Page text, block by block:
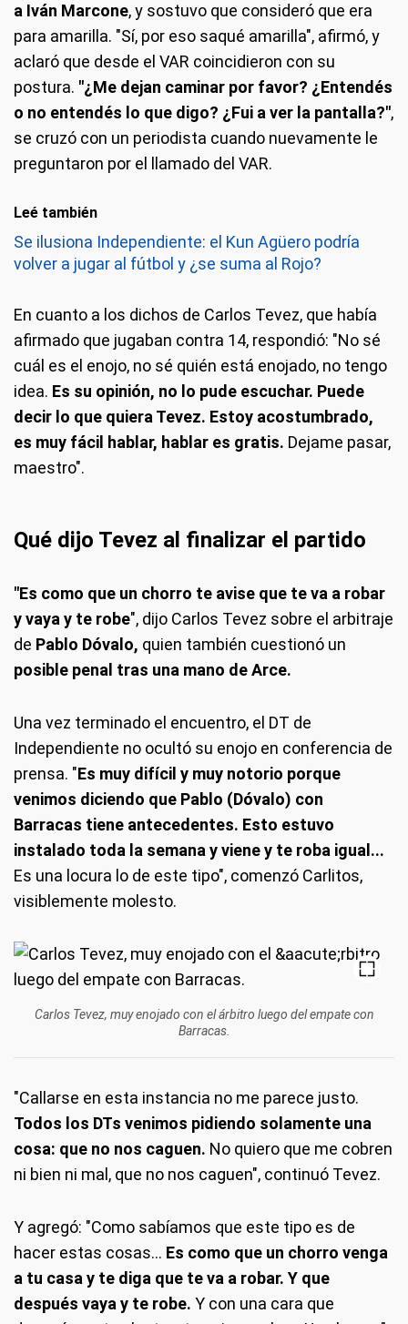
a Iván Marcone, y sostuvo que consideró que era
para amarilla. "Sí, por eso saqué amarilla", afirmó, y
aclaró que desde el VAR coincidieron con su
postura. "¿Me dejan caminar por favor? ¿Entendés
o no entendés lo que digo? ¿Fui a ver la pantalla?",
se cruzó con un periodista cuando nuevamente le
preguntaron por el llamado del VAR.
Leé también
Se ilusiona Independiente: el Kun Agüero podría
volver a jugar al fútbol y ¿se suma al Rojo?
En cuanto a los dichos de Carlos Tevez, que había
afirmado que jugaban contra 14, respondió: "No sé
cuál es el enojo, no sé quién está enojado, no tengo
idea. Es su opinión, no lo pude escuchar. Puede
decir lo que quiera Tevez. Estoy acostumbrado,
es muy fácil hablar, hablar es gratis. Dejame pasar,
maestro".
Qué dijo Tevez al finalizar el partido
"Es como que un chorro te avise que te va a robar
y vaya y te robe", dijo Carlos Tevez sobre el arbitraje
de Pablo Dóvalo, quien también cuestionó un
posible penal tras una mano de Arce.
Una vez terminado el encuentro, el DT de
Independiente no ocultó su enojo en conferencia de
prensa. "Es muy difícil y muy notorio porque
venimos diciendo que Pablo (Dóvalo) con
Barracas tiene antecedentes. Esto estuvo
instalado toda la semana y viene y te roba igual...
Es una locura lo de este tipo", comenzó Carlitos,
visiblemente molesto.
Carlos Tevez, muy enojado con el árbitro luego del empate con
Barracas.
"Callarse en esta instancia no me parece justo.
Todos los DTs venimos pidiendo solamente una
cosa: que no nos caguen. No quiero que me cobren
ni bien ni mal, que no nos caguen", continuó Tevez.
Y agregó: "Como sabíamos que este tipo es de
hacer estas cosas... Es como que un chorro venga
a tu casa y te diga que te va a robar. Y que
después vaya y te robe. Y con una cara que